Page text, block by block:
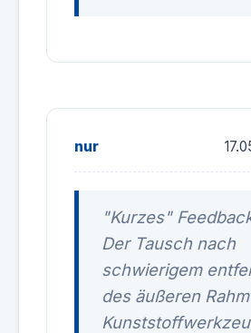
nur
"Kurzes"
Der Tausch nach
schwierigem
des äußeren